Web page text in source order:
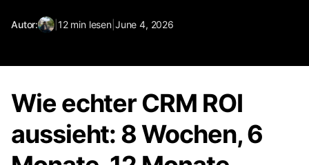
Autor: 12 min lesen| June 4, 2026
Wie echter CRM ROI
aussieht: 8 Wochen, 6